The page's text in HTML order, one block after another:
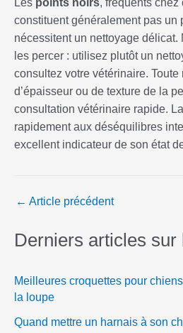
constituent généralement pas un
nécessitent un nettoyage délicat.
les percer : utilisez plutôt un
consultez votre vétérinaire.
d’épaisseur ou de texture de la
consultation vétérinaire rapide.
rapidement aux déséquilibres
excellent indicateur de son état
← Article précédent
Derniers articles sur
Meilleures croquettes pour
la loupe
Quand mettre un harnais à son